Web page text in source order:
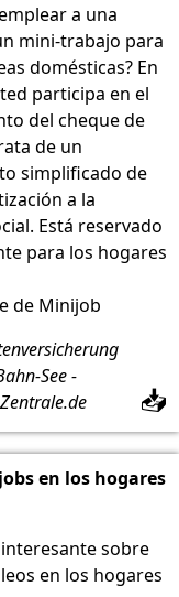
a una
mini-trabajo para
domésticas? En
participa en el
del cheque de
de un
simplificado de
a la
Está reservado
para los hogares
de Minijob
See -
📥
en los hogares
sobre
en los hogares